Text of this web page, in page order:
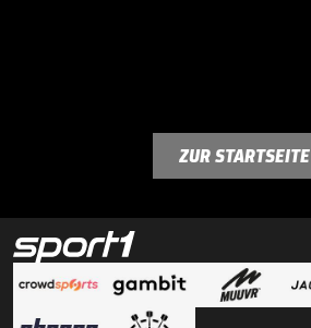
ZUR STARTSEITE